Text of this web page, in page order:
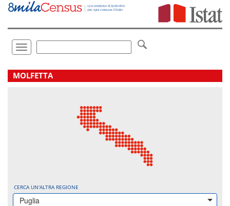
Vai
direttamente
Toggle
navigation
.
MOLFETTA
CERCA UN'ALTRA REGIONE
Puglia